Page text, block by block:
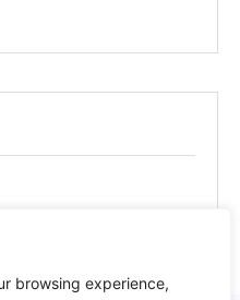
browsing experience,